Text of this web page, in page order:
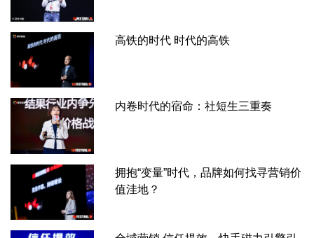
高铁的时代 时代的高铁
内卷时代的宿命：社短生三重奏
拥抱“变量”时代，品牌如何找寻营销价
值洼地？